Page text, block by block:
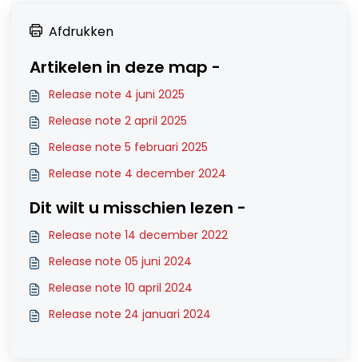
Afdrukken
Artikelen in deze map -
Release note 4 juni 2025
Release note 2 april 2025
Release note 5 februari 2025
Release note 4 december 2024
Dit wilt u misschien lezen -
Release note 14 december 2022
Release note 05 juni 2024
Release note 10 april 2024
Release note 24 januari 2024